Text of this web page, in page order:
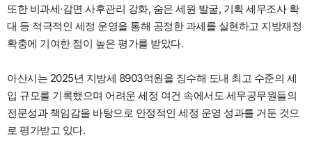
또한 비과세·감면 사후관리 강화, 숨은 세원 발굴, 기획 세무조사 확
대 등 적극적인 세정 운영을 통해 공정한 과세를 실현하고 지방재정
확충에 기여한 점이 높은 평가를 받았다.
아산시는 2025년 지방세 8903억원을 징수해 도내 최고 수준의 세
입 규모를 기록했으며 어려운 세정 여건 속에서도 세무공무원들의
전문성과 책임감을 바탕으로 안정적인 세정 운영 성과를 거둔 것으
로 평가받고 있다.